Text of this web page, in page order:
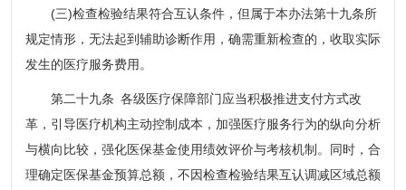
(三)检查检验结果符合互认条件，但属于本办法第十九条所
规定情形，无法起到辅助诊断作用，确需重新检查的，收取实际
发生的医疗服务费用。
第二十九条 各级医疗保障部门应当积极推进支付方式改
革，引导医疗机构主动控制成本，加强医疗服务行为的纵向分析
与横向比较，强化医保基金使用绩效评价与考核机制。同时，合
理确定医保基金预算总额，不因检查检验结果互认调减区域总额